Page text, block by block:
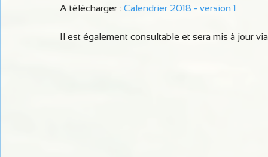
A télécharger : Calendrier 2018 - version 1
Il est également consultable et sera mis à jour